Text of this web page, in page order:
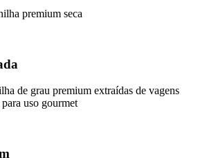
premium seca
de grau premium extraídas de vagens
uso gourmet